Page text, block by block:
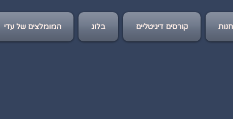
חנות קורסים דיגיטליים בלוג המומלצים של עדי